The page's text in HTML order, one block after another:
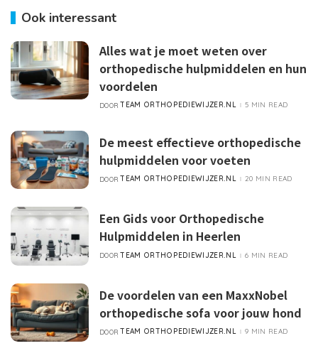
Ook interessant
Alles wat je moet weten over
orthopedische hulpmiddelen en hun
voordelen
POSTED
DOOR TEAM ORTHOPEDIEWIJZER.NL 5 MIN READ
De meest effectieve orthopedische
hulpmiddelen voor voeten
POSTED
DOOR TEAM ORTHOPEDIEWIJZER.NL 20 MIN READ
Een Gids voor Orthopedische
Hulpmiddelen in Heerlen
POSTED
DOOR TEAM ORTHOPEDIEWIJZER.NL 6 MIN READ
De voordelen van een MaxxNobel
orthopedische sofa voor jouw hond
POSTED
DOOR TEAM ORTHOPEDIEWIJZER.NL 9 MIN READ